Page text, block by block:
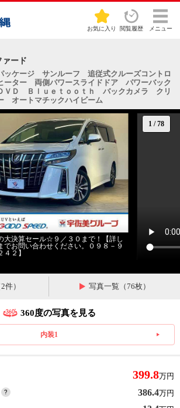
お気に入り 閲覧履歴 メニュー
ァード
ッケージ サンルーフ 追従式クルーズコントロ
ーター 両側パワースライドドア パワーバック
ＶＤ Ｂｌｕｅｔｏｏｔｈ バックカメラ クリ
オートマチックハイビーム
1 /78
大決算セール☆９／３０まで！【詳し
でお問い合わせください。０９８－９
４２】
件） 写真一覧（76枚）
360度の写真を見る
内装1
399.8万円
386.4万円